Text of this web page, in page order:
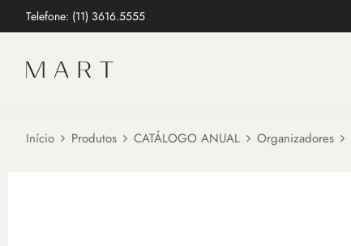
Telefone: (11) 3616.5555
Início Produtos CATÁLOGO ANUAL Organizadores